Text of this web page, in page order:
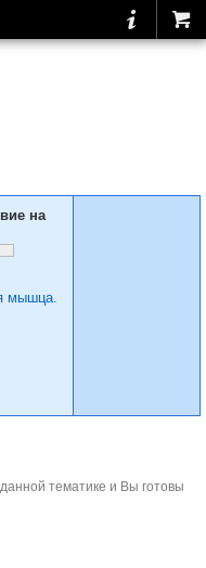
на
мышца.
тематике и Вы готовы